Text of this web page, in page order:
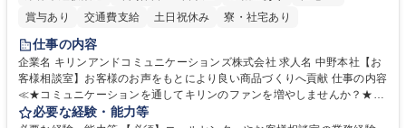
賞与あり
交通費支給 土日祝休み 寮・社宅あり
仕事の内容
企業名 キリンアンドコミュニケーションズ株式会社 求人名 中野本社【お
客様相談室】お客様のお声をもとにより良い商品づくりへ貢献 仕事の内容
≪★コミュニケーションを通してキリンのファンを増やしませんか？★≫
お客様のお声をより良い商品づくりに活かしていく上で、窓口となるお客
必要な経験・能力等